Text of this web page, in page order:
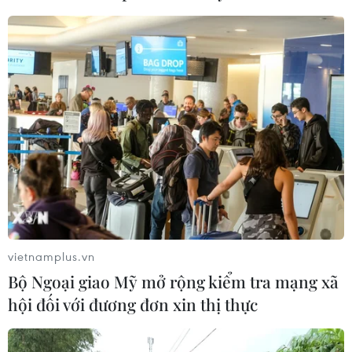
#TP.HCM #Chất thải #Môi trường #Doanh nghiệp
Theo dõi VietnamPlus
vietnamplus.vn
Bộ Ngoại giao Mỹ mở rộng kiểm tra mạng xã
hội đối với đương đơn xin thị thực